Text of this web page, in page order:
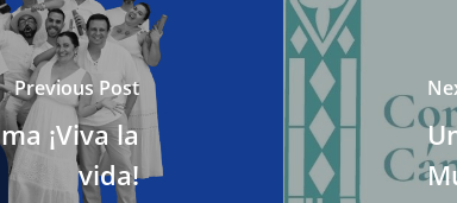
Previous Post
¡Viva la
vida!